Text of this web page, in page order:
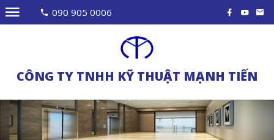
090 905 0006
CÔNG TY TNHH KỸ THUẬT MẠNH TIẾN